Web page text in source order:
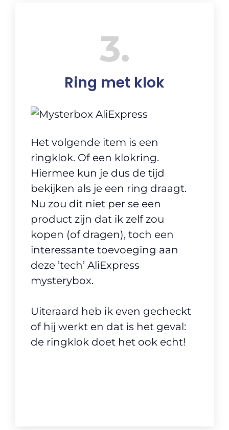
3
Ring met klok
Het volgende item is een
ringklok. Of een klokring.
Hiermee kun je dus de tijd
bekijken als je een ring draagt.
Nu zou dit niet per se een
product zijn dat ik zelf zou
kopen (of dragen), toch een
interessante toevoeging aan
deze ’tech’ AliExpress
mysterybox.
Uiteraard heb ik even gecheckt
of hij werkt en dat is het geval:
de ringklok doet het ook echt!